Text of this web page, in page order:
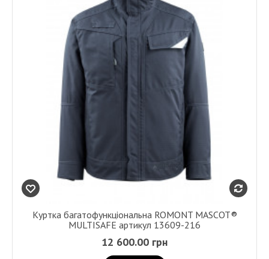
Куртка багатофункціональна ROMONT MASCOT®
MULTISAFE артикул 13609-216
12 600.00 грн